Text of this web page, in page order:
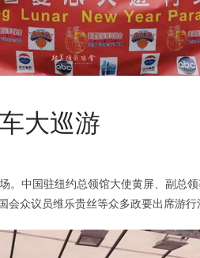
大巡游
。中国驻纽约总领馆大使黄屏、副总
众议员维乐贵丝等众多政要出席游行